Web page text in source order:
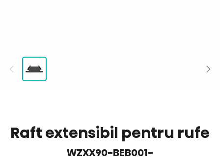
Raft extensibil pentru rufe
WZXX90-BEB001-